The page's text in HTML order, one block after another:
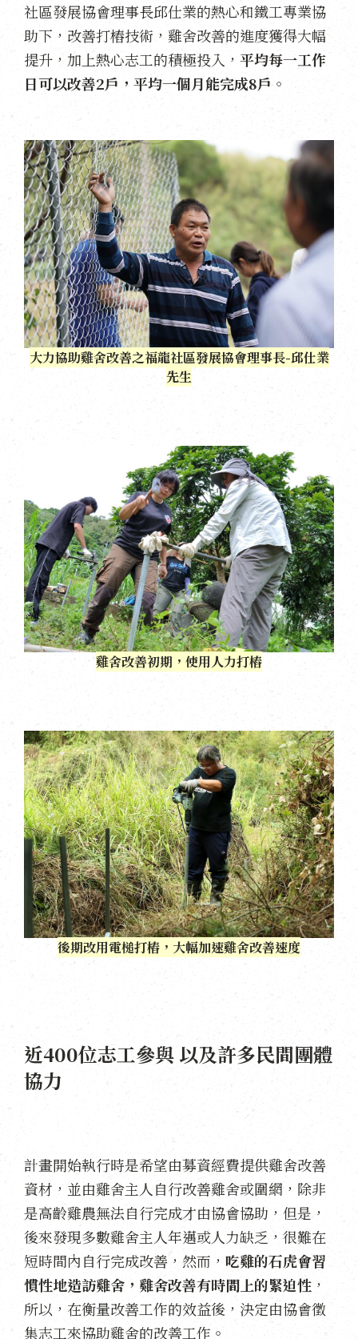
社區發展協會理事長邱仕業的熱心和鐵工專業協
助下，改善打樁技術，雞舍改善的進度獲得大幅
提升，加上熱心志工的積極投入， 平均每一工作
日可以改善2戶，平均一個月能完成8戶 。
大力協助雞舍改善之福龍社區發展協會理事長-邱仕業
先生
雞舍改善初期，使用人力打樁
後期改用電槌打樁，大幅加速雞舍改善速度
近400位志工參與 以及許多民間團體
協力
計畫開始執行時是希望由募資經費提供雞舍改善
資材，並由雞舍主人自行改善雞舍或圍網，除非
是高齡雞農無法自行完成才由協會協助，但是，
後來發現多數雞舍主人年邁或人力缺乏，很難在
短時間內自行完成改善，然而， 吃雞的石虎會習
慣性地造訪雞舍，雞舍改善有時間上的緊迫性 ，
所以，在衡量改善工作的效益後，決定由協會徵
集志工來協助雞舍的改善工作。